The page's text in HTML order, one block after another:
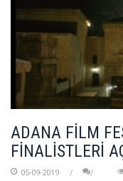
ADANA FİLM
FİNALİSTLERİ
05-09-2019